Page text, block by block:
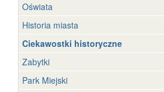
Oświata
Historia miasta
Ciekawostki historyczne
Zabytki
Park Miejski